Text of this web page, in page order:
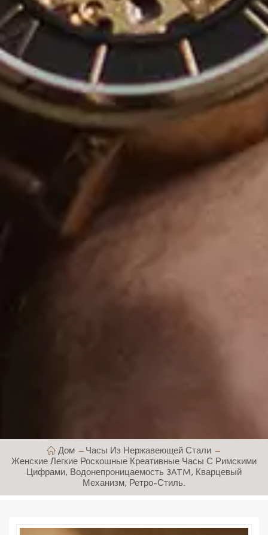
Дом
Часы Из Нержавеющей Стали
Женские Легкие Роскошные Креативные Часы С Римскими
Цифрами, Водонепроницаемость 3ATM, Кварцевый
Механизм, Ретро-Стиль.